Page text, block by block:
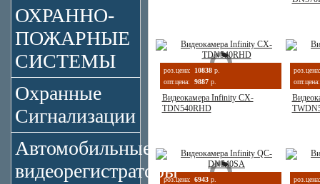
ОХРАННО-
ПОЖАРНЫЕ
СИСТЕМЫ
Охранные
Сигнализации
Автомобильные
видеорегистраторы
роз.цена: 10838 р.
опт.цена:
9887 р.
Видеокамера Infinity CX-
TDN540RHD
роз.цена:
опт.цена:
роз.цена: 6943 р.
роз.цена: